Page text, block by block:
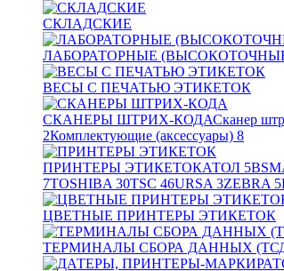
СКЛАДСКИЕ
ЛАБОРАТОРНЫЕ
ВЕСЫ С ПЕЧАТЬЮ ЭТИКЕТОК
СКАНЕРЫ ШТРИХ-КОДАСканер
2Комплектующие (аксессуары) 8
ПРИНТЕРЫ ЭТИКЕТОКАТОЛ 5
7TOSHIBA 30TSC 46URSA 3ZEBRA 5
ЦВЕТНЫЕ ПРИНТЕРЫ ЭТИКЕТОК
ТЕРМИНАЛЫ СБОРА ДАННЫХ